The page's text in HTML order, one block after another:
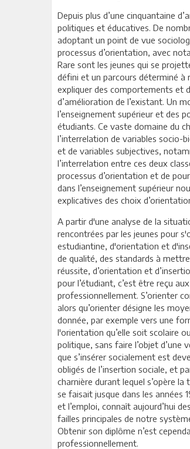
Depuis plus d’une cinquantaine
politiques et éducatives. De
adoptant un point de vue
processus d’orientation, avec
Rare sont les jeunes qui se
défini et un parcours déterminé à
expliquer des comportements et
d’amélioration de l’existant. Un
l’enseignement supérieur et des
étudiants. Ce vaste domaine du
l’interrelation de variables socio-
et de variables subjectives,
l’interrelation entre ces deux
processus d’orientation et de
dans l’enseignement supérieur
explicatives des choix
A partir d'une analyse de la
rencontrées par les jeunes pour
estudiantine, d'orientation et
de qualité, des standards à
réussite, d’orientation et
pour l’étudiant, c’est être reçu
professionnellement. S’orienter
alors qu’orienter désigne les
donnée, par exemple vers une
l'orientation qu’elle soit scolaire
politique, sans faire l’objet d’une
que s’insérer socialement est
obligés de l’insertion sociale, et
charnière durant lequel s’opère
se faisait jusque dans les années
et l’emploi, connaît aujourd’hui
failles principales de notre
Obtenir son diplôme n’est
professionnellement.